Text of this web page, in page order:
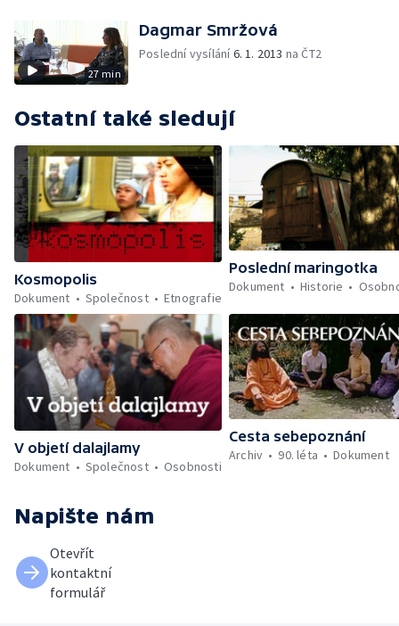
27 min
Dagmar Smržová
Poslední vysílání6. 1. 2013 na ČT2
Ostatní také sledují
Kosmopolis
Dokument
Společnost Etnografie
Poslední maringotka
Dokument
Historie
V objetí dalajlamy
Dokument
Společnost Osobnosti
Cesta sebepoznání
Archiv
90. léta Dokument
Napište nám
Otevřít
kontaktní
formulář